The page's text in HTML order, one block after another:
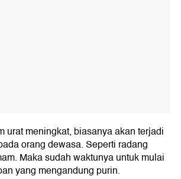
urat meningkat, biasanya akan terjadi
orang dewasa. Seperti radang
Maka sudah waktunya untuk mulai
yang mengandung purin.